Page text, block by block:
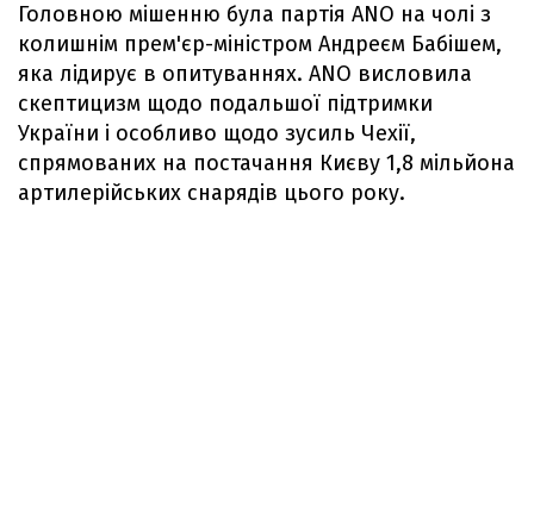
Головною мішенню була партія ANO на чолі з
колишнім прем'єр-міністром Андреєм Бабішем,
яка лідирує в опитуваннях. ANO висловила
скептицизм щодо подальшої підтримки
України і особливо щодо зусиль Чехії,
спрямованих на постачання Києву 1,8 мільйона
артилерійських снарядів цього року.